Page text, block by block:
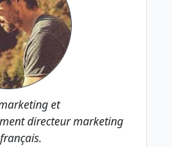
et
directeur marketing